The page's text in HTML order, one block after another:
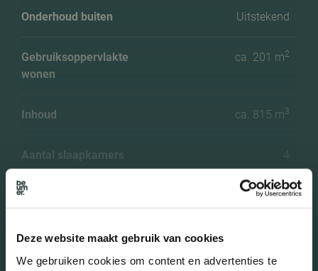
Deze website maakt gebruik van cookies
We gebruiken cookies om content en advertenties te
Onderhoud buiten Uitstekend
Gebruiksoppervlakte
wonen
ca. 201 m2
Inhoud ca. 815 m3
Aantal slaapkamers 4
Aantal woonlagen 3 woonlagen
Voorzieningen Zonnepanelen
Meer kenmerken